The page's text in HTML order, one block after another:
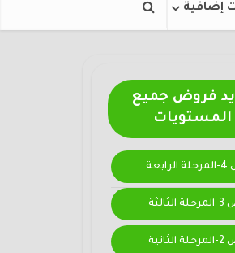
إضافية
فروض جميع
المستويات